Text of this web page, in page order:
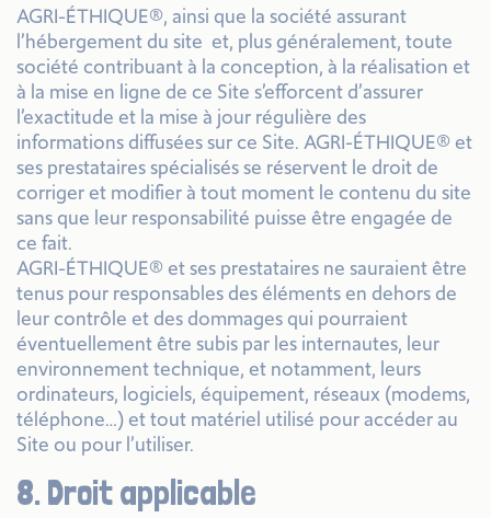
AGRI-ÉTHIQUE®, ainsi que la société assurant
l’hébergement du site et, plus généralement, toute
société contribuant à la conception, à la réalisation et
à la mise en ligne de ce Site s’efforcent d’assurer
l’exactitude et la mise à jour régulière des
informations diffusées sur ce Site. AGRI-ÉTHIQUE® et
ses prestataires spécialisés se réservent le droit de
corriger et modifier à tout moment le contenu du site
sans que leur responsabilité puisse être engagée de
ce fait.
AGRI-ÉTHIQUE® et ses prestataires ne sauraient être
tenus pour responsables des éléments en dehors de
leur contrôle et des dommages qui pourraient
éventuellement être subis par les internautes, leur
environnement technique, et notamment, leurs
ordinateurs, logiciels, équipement, réseaux (modems,
téléphone…) et tout matériel utilisé pour accéder au
Site ou pour l’utiliser.
8. Droit applicable